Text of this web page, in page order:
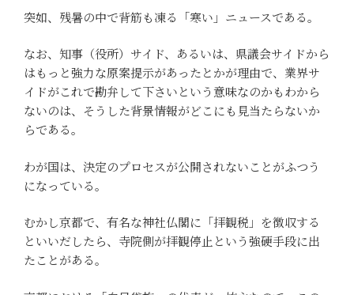
突如、残暑の中で背筋も凍る「寒い」ニュースである。
なお、知事（役所）サイド、あるいは、県議会サイドから
はもっと強力な原案提示があったとかが理由で、業界サ
イドがこれで勘弁して下さいという意味なのかもわから
ないのは、そうした背景情報がどこにも見当たらないか
らである。
わが国は、決定のプロセスが公開されないことがふつう
になっている。
むかし京都で、有名な神社仏閣に「拝観税」を徴収する
といいだしたら、寺院側が拝観停止という強硬手段に出
たことがある。